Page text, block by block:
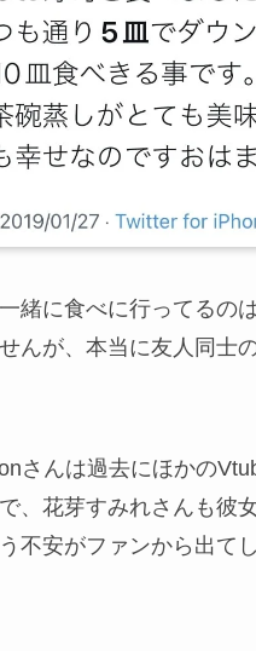
緒に食べに行ってるの
んが、本当に友人同士
さんは過去にほかの
、花芽すみれさんも彼
不安がファンから出て